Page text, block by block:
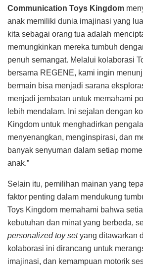
Communication Toys Kingdom
anak memiliki dunia imajinasi yang
kita sebagai orang tua adalah
memungkinkan mereka tumbuh
penuh semangat. Melalui kolaborasi
bersama REGENE, kami ingin
bermain bisa menjadi sarana
menjadi jembatan untuk memahami
lebih mendalam. Ini sejalan dengan
Kingdom untuk menghadirkan
menyenangkan, menginspirasi, dan
banyak senyuman dalam setiap
anak.”
Selain itu, pemilihan mainan yang
faktor penting dalam mendukung
Toys Kingdom memahami bahwa
kebutuhan dan minat yang berbeda,
personalized toy setyang ditawarkan
kolaborasi ini dirancang untuk
imajinasi, dan kemampuan motorik